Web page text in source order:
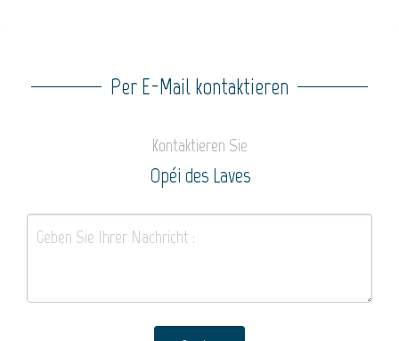
Per E-Mail kontaktieren
Kontaktieren Sie
Opéi des Laves